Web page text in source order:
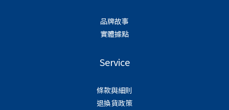
品牌故事
實體據點
Service
條款與細則
退換貨政策